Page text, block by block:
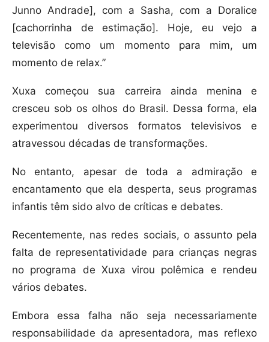
Junno Andrade], com a Sasha, com a Doralice
[cachorrinha de estimação]. Hoje, eu vejo a
televisão como um momento para mim, um
momento de relax.”
Xuxa começou sua carreira ainda menina e
cresceu sob os olhos do Brasil. Dessa forma, ela
experimentou diversos formatos televisivos e
atravessou décadas de transformações.
No entanto, apesar de toda a admiração e
encantamento que ela desperta, seus programas
infantis têm sido alvo de críticas e debates.
Recentemente, nas redes sociais, o assunto pela
falta de representatividade para crianças negras
no programa de Xuxa virou polêmica e rendeu
vários debates.
Embora essa falha não seja necessariamente
responsabilidade da apresentadora, mas reflexo